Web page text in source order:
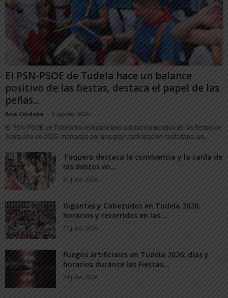
El PSN-PSOE de Tudela hace un balance
positivo de las fiestas, destaca el papel de las
peñas...
Ana Córdoba - 1 agosto, 2026
El PSN-PSOE de Tudela ha realizado una valoración positiva de las fiestas de
Santa Ana de 2026, marcadas por una gran participación ciudadana, un...
Toquero destaca la convivencia y la caída de
los delitos en...
31 julio, 2026
Gigantes y Cabezudos en Tudela 2026:
horarios y recorridos en las...
25 julio, 2026
Fuegos artificiales en Tudela 2026: días y
horarios durante las Fiestas...
24 julio, 2026